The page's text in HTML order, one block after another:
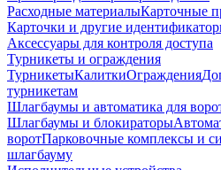
Расходные материалыКарточные
Карточки и другие
Аксессуары для контроля доступа
Турникеты и ограждения
ТурникетыКалиткиОграждения
турникетам
Шлагбаумы и автоматика для
Шлагбаумы и блокираторы
воротПарковочные комплексы и
шлагбауму